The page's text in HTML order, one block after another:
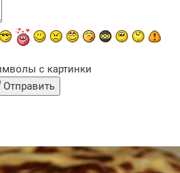
с картинки
Отправить